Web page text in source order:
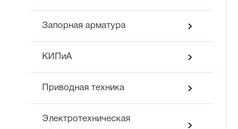
Запорная арматура
КИПиА
Приводная техника
Электротехническая